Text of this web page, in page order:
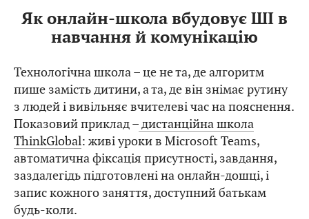
Як онлайн-школа вбудовує ШІ в
навчання й комунікацію
Технологічна школа – це не та, де алгоритм
пише замість дитини, а та, де він знімає рутину
з людей і вивільняє вчителеві час на пояснення.
Показовий приклад –дистанційна школа
ThinkGlobal: живі уроки в Microsoft Teams,
автоматична фіксація присутності, завдання,
заздалегідь підготовлені на онлайн-дошці, і
запис кожного заняття, доступний батькам
будь-коли.